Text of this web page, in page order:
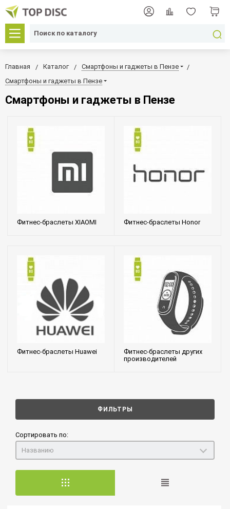
Главная Каталог
Смартфоны и гаджеты в Пензе
Смартфоны и гаджеты в Пензе
Смартфоны и гаджеты в Пензе
Фитнес-браслеты XIAOMI Фитнес-браслеты Honor
Фитнес-браслеты Huawei
Фитнес-браслеты других
производителей
ФИЛЬТРЫ
Сортировать по:
Названию